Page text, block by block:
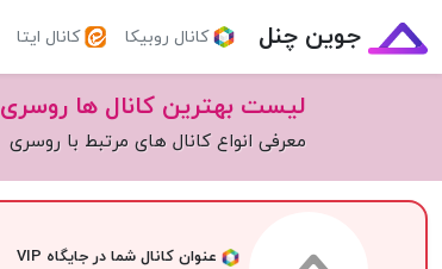
جوین چنل کانال روبیکا کانال ایتا
لیست بهترین کانال ها روسری
معرفی انواع کانال های مرتبط با روسری
عنوان کانال شما در جایگاه VIP